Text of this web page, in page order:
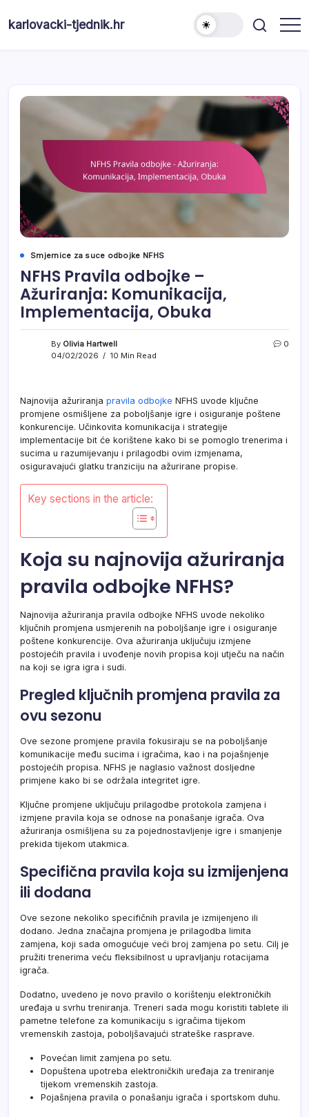
karlovacki-tjednik.hr
Smjernice za suce odbojke NFHS
NFHS Pravila odbojke –
Ažuriranja: Komunikacija,
Implementacija, Obuka
By Olivia Hartwell
04/02/2026
10 Min Read
0
Najnovija ažuriranja pravila odbojke NFHS uvode ključne
promjene osmišljene za poboljšanje igre i osiguranje poštene
konkurencije. Učinkovita komunikacija i strategije
implementacije bit će korištene kako bi se pomoglo trenerima i
sucima u razumijevanju i prilagodbi ovim izmjenama,
osiguravajući glatku tranziciju na ažurirane propise.
Key sections in the article:
Koja su najnovija ažuriranja
pravila odbojke NFHS?
Najnovija ažuriranja pravila odbojke NFHS uvode nekoliko
ključnih promjena usmjerenih na poboljšanje igre i osiguranje
poštene konkurencije. Ova ažuriranja uključuju izmjene
postojećih pravila i uvođenje novih propisa koji utječu na način
na koji se igra igra i sudi.
Pregled ključnih promjena pravila za
ovu sezonu
Ove sezone promjene pravila fokusiraju se na poboljšanje
komunikacije među sucima i igračima, kao i na pojašnjenje
postojećih propisa. NFHS je naglasio važnost dosljedne
primjene kako bi se održala integritet igre.
Ključne promjene uključuju prilagodbe protokola zamjena i
izmjene pravila koja se odnose na ponašanje igrača. Ova
ažuriranja osmišljena su za pojednostavljenje igre i smanjenje
prekida tijekom utakmica.
Specifična pravila koja su izmijenjena
ili dodana
Ove sezone nekoliko specifičnih pravila je izmijenjeno ili
dodano. Jedna značajna promjena je prilagodba limita
zamjena, koji sada omogućuje veći broj zamjena po setu. Cilj je
pružiti trenerima veću fleksibilnost u upravljanju rotacijama
igrača.
Dodatno, uvedeno je novo pravilo o korištenju elektroničkih
uređaja u svrhu treniranja. Treneri sada mogu koristiti tablete ili
pametne telefone za komunikaciju s igračima tijekom
vremenskih zastoja, poboljšavajući strateške rasprave.
Povećan limit zamjena po setu.
Dopuštena upotreba elektroničkih uređaja za treniranje
tijekom vremenskih zastoja.
Pojašnjena pravila o ponašanju igrača i sportskom duhu.